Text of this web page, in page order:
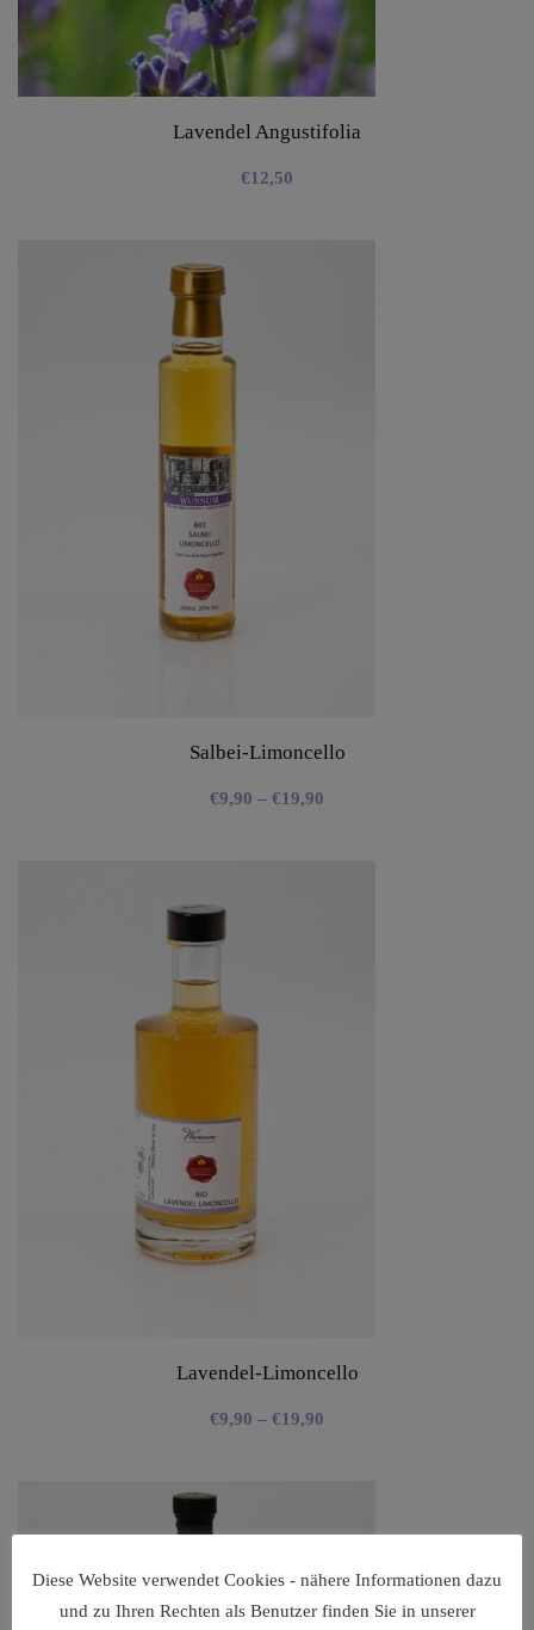
Lavendel Angustifolia
€12,50
Salbei-Limoncello
€9,90 – €19,90
Lavendel-Limoncello
€9,90 – €19,90
Diese Website verwendet Cookies - nähere Informationen dazu
und zu Ihren Rechten als Benutzer finden Sie in unserer